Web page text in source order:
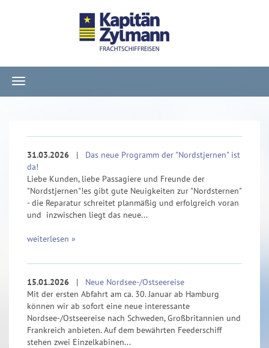
Navigation
ein-/ausblenden
31.03.2026 | Das neue Programm der "Nordstjernen" ist
da!
Liebe Kunden, liebe Passagiere und Freunde der
"Nordstjernen"!es gibt gute Neuigkeiten zur "Nordsternen"
- die Reparatur schreitet planmäßig und erfolgreich voran
und inzwischen liegt das neue...
weiterlesen »
15.01.2026 | Neue Nordsee-/Ostseereise
Mit der ersten Abfahrt am ca. 30. Januar ab Hamburg
können wir ab sofort eine neue interessante
Nordsee-/Ostseereise nach Schweden, Großbritannien und
Frankreich anbieten. Auf dem bewährten Feederschiff
stehen zwei Einzelkabinen...